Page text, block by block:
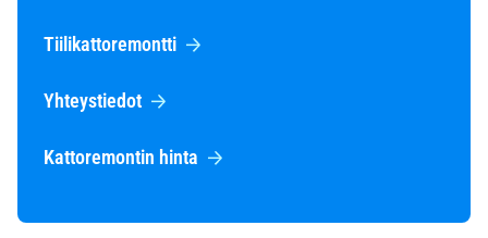
Tiilikattoremontti
Yhteystiedot
Kattoremontin hinta